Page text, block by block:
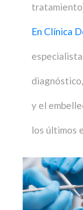
En Clínica
y el
los últimos